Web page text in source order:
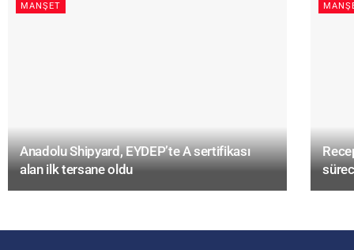
MANŞET
Anadolu Shipyard, EYDEP’te A sertifikası
alan ilk tersane oldu